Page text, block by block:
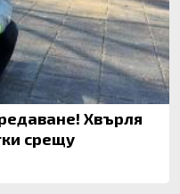
Хвърля
срещу